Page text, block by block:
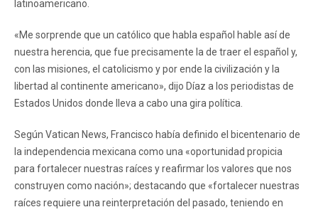
latinoamericano.
«Me sorprende que un católico que habla español hable así de
nuestra herencia, que fue precisamente la de traer el español y,
con las misiones, el catolicismo y por ende la civilización y la
libertad al continente americano», dijo Díaz a los periodistas de
Estados Unidos donde lleva a cabo una gira política.
Según Vatican News, Francisco había definido el bicentenario de
la independencia mexicana como una «oportunidad propicia
para fortalecer nuestras raíces y reafirmar los valores que nos
construyen como nación»; destacando que «fortalecer nuestras
raíces requiere una reinterpretación del pasado, teniendo en